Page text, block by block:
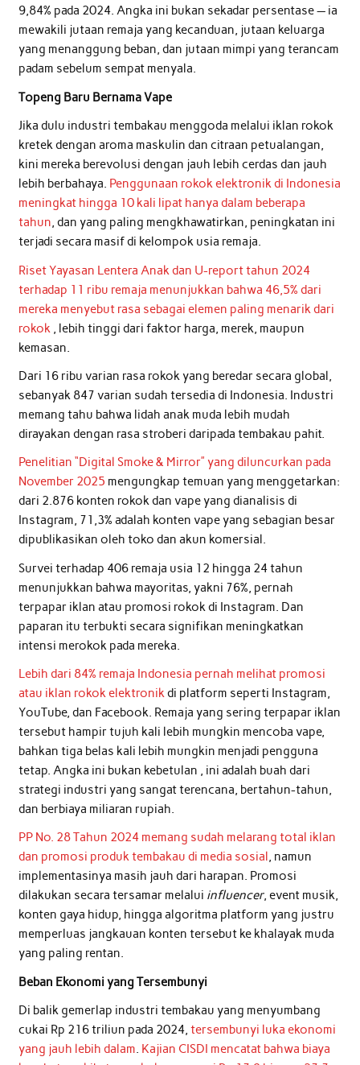
9,84% pada 2024. Angka ini bukan sekadar persentase — ia
mewakili jutaan remaja yang kecanduan, jutaan keluarga
yang menanggung beban, dan jutaan mimpi yang terancam
padam sebelum sempat menyala.
Topeng Baru Bernama Vape
Jika dulu industri tembakau menggoda melalui iklan rokok
kretek dengan aroma maskulin dan citraan petualangan,
kini mereka berevolusi dengan jauh lebih cerdas dan jauh
lebih berbahaya. Penggunaan rokok elektronik di Indonesia
meningkat hingga 10 kali lipat hanya dalam beberapa
tahun, dan yang paling mengkhawatirkan, peningkatan ini
terjadi secara masif di kelompok usia remaja.
Riset Yayasan Lentera Anak dan U-report tahun 2024
terhadap 11 ribu remaja menunjukkan bahwa 46,5% dari
mereka menyebut rasa sebagai elemen paling menarik dari
rokok , lebih tinggi dari faktor harga, merek, maupun
kemasan.
Dari 16 ribu varian rasa rokok yang beredar secara global,
sebanyak 847 varian sudah tersedia di Indonesia. Industri
memang tahu bahwa lidah anak muda lebih mudah
dirayakan dengan rasa stroberi daripada tembakau pahit.
Penelitian “Digital Smoke & Mirror” yang diluncurkan pada
November 2025 mengungkap temuan yang menggetarkan:
dari 2.876 konten rokok dan vape yang dianalisis di
Instagram, 71,3% adalah konten vape yang sebagian besar
dipublikasikan oleh toko dan akun komersial.
Survei terhadap 406 remaja usia 12 hingga 24 tahun
menunjukkan bahwa mayoritas, yakni 76%, pernah
terpapar iklan atau promosi rokok di Instagram. Dan
paparan itu terbukti secara signifikan meningkatkan
intensi merokok pada mereka.
Lebih dari 84% remaja Indonesia pernah melihat promosi
atau iklan rokok elektronikdi platform seperti Instagram,
YouTube, dan Facebook. Remaja yang sering terpapar iklan
tersebut hampir tujuh kali lebih mungkin mencoba vape,
bahkan tiga belas kali lebih mungkin menjadi pengguna
tetap. Angka ini bukan kebetulan , ini adalah buah dari
strategi industri yang sangat terencana, bertahun-tahun,
dan berbiaya miliaran rupiah.
PP No. 28 Tahun 2024 memang sudah melarang total iklan
dan promosi produk tembakau di media sosial , namun
implementasinya masih jauh dari harapan. Promosi
dilakukan secara tersamar melalui influencer, event musik,
konten gaya hidup, hingga algoritma platform yang justru
memperluas jangkauan konten tersebut ke khalayak muda
yang paling rentan.
Beban Ekonomi yang Tersembunyi
Di balik gemerlap industri tembakau yang menyumbang
cukai Rp 216 triliun pada 2024, tersembunyi luka ekonomi
yang jauh lebih dalam. Kajian CISDI mencatat bahwa biaya